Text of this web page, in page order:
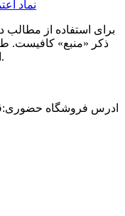
برای استفاده از
ذکر «منبع» کافیست.
انجام شده است.
ادرس فروشگاه